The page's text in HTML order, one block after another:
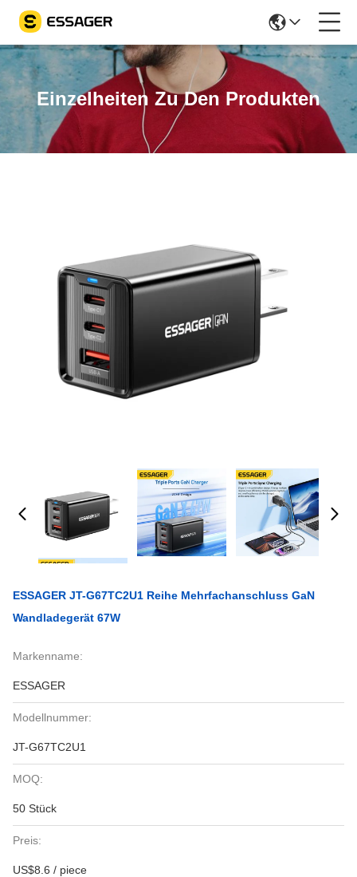
Einzelheiten Zu Den Produkten
ESSAGER JT-G67TC2U1 Reihe Mehrfachanschluss GaN
Wandladegerät 67W
Markenname:
ESSAGER
Modellnummer:
JT-G67TC2U1
MOQ:
50 Stück
Preis:
US$8.6 / piece